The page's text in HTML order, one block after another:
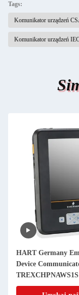
Tags:
Komunikator urządzeń
Komunikator urządzeń
HART Germany
Device
TREXCHPNAWS1S